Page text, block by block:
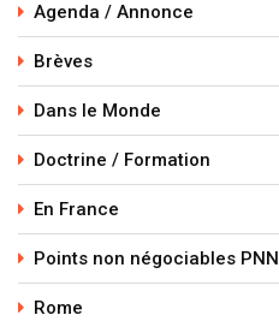
Agenda / Annonce
Brèves
Dans le Monde
Doctrine / Formation
En France
Points non négociables PNN
Rome